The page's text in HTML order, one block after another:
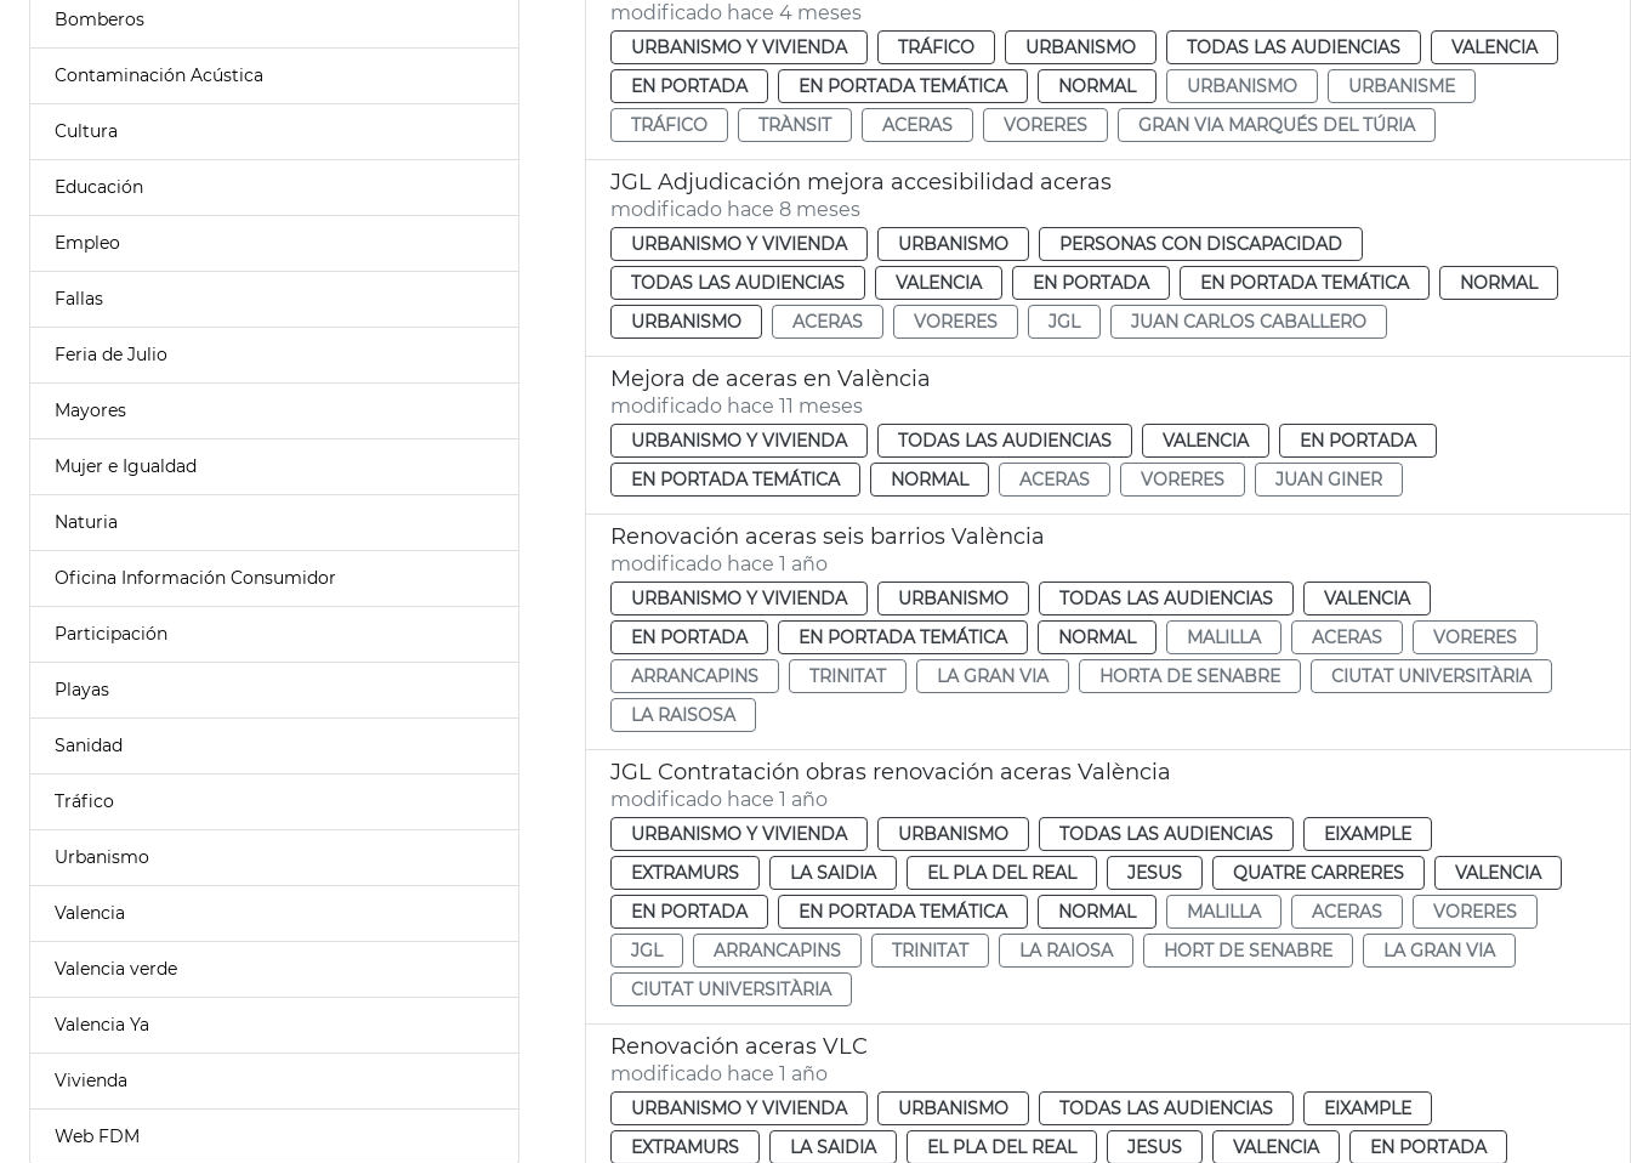
Bomberos
Contaminación Acústica
Cultura
Educación
Empleo
Fallas
Feria de Julio
Mayores
Mujer e Igualdad
Naturia
Oficina Información Consumidor
Participación
Playas
Sanidad
Tráfico
Urbanismo
Valencia
Valencia verde
Valencia Ya
Vivienda
Web FDM
modificado hace 4 meses
URBANISMO Y VIVIENDA TRÁFICO URBANISMO TODAS LAS AUDIENCIAS
VALENCIA
EN PORTADA
EN PORTADA TEMÁTICA NORMAL URBANISMO
URBANISME
TRÁFICO
TRÀNSIT ACERAS VORERES GRAN VIA MARQUÉS DEL TÚRIA
JGL Adjudicación mejora accesibilidad aceras
modificado hace 8 meses
URBANISMO Y VIVIENDA URBANISMO
PERSONAS CON DISCAPACIDAD
TODAS LAS AUDIENCIAS
VALENCIA EN PORTADA EN PORTADA TEMÁTICA
NORMAL
URBANISMO
ACERAS VORERES JGL JUAN CARLOS CABALLERO
Mejora de aceras en València
modificado hace 11 meses
URBANISMO Y VIVIENDA TODAS LAS AUDIENCIAS VALENCIA
EN PORTADA
EN PORTADA TEMÁTICA
NORMAL ACERAS VORERES JUAN GINER
Renovación aceras seis barrios València
modificado hace 1 año
URBANISMO Y VIVIENDA URBANISMO TODAS LAS AUDIENCIAS
VALENCIA
EN PORTADA
EN PORTADA TEMÁTICA NORMAL MALILLA ACERAS
VORERES
ARRANCAPINS
TRINITAT LA GRAN VIA HORTA DE SENABRE
CIUTAT UNIVERSITÀRIA
LA RAISOSA
JGL Contratación obras renovación aceras València
modificado hace 1 año
URBANISMO Y VIVIENDA URBANISMO TODAS LAS AUDIENCIAS
EIXAMPLE
EXTRAMURS
LA SAIDIA EL PLA DEL REAL JESUS QUATRE CARRERES
VALENCIA
EN PORTADA
EN PORTADA TEMÁTICA NORMAL MALILLA ACERAS
VORERES
JGL
ARRANCAPINS TRINITAT LA RAIOSA HORT DE SENABRE
LA GRAN VIA
CIUTAT UNIVERSITÀRIA
Renovación aceras VLC
modificado hace 1 año
URBANISMO Y VIVIENDA URBANISMO TODAS LAS AUDIENCIAS
EIXAMPLE
EXTRAMURS
LA SAIDIA EL PLA DEL REAL JESUS VALENCIA
EN PORTADA